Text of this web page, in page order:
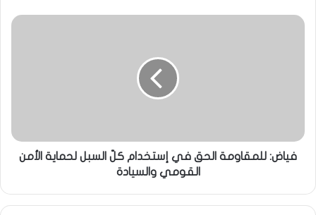
فياض: للمقاومة الحق في إستخدام كلّ السبل لحماية الأمن
القومي والسيادة